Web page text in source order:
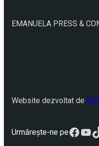
EMANUELA PRESS &
Website dezvoltat de
Urmărește-ne pe